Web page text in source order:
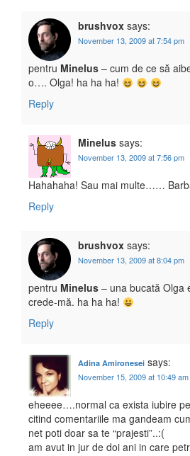
brushvox says:
November 13, 2009 at 7:54 pm
pentru Minelus – cum de ce să
o…. Olga! ha ha ha!
Reply
Minelus says:
November 13, 2009 at 7:56 pm
Hahahaha! Sau mai multe……
Reply
brushvox says:
November 13, 2009 at 8:04 pm
pentru Minelus – una bucată Olga
crede-mă. ha ha ha!
Reply
Adina Amironesei says:
November 15, 2009 at 10:49 am
eheeee….normal ca exista iubire
citind comentariile ma gandeam
net poti doar sa te “prajesti”..:(
am avut in jur de doi ani in care